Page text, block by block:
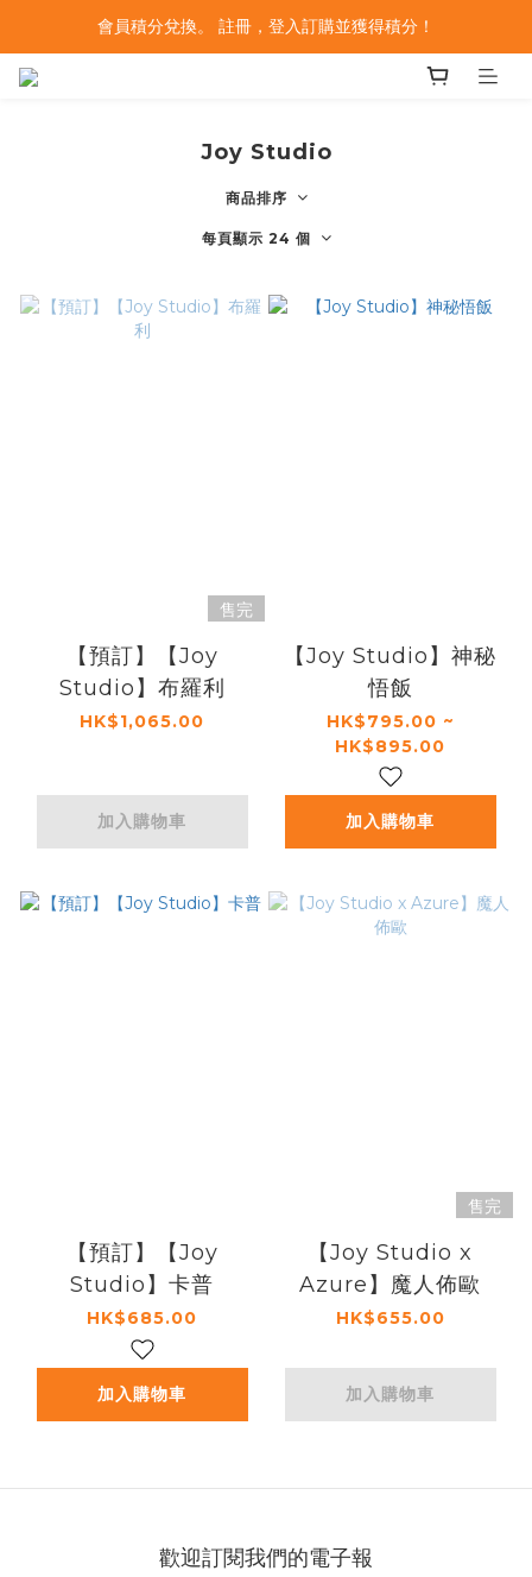
會員積分兌換。 註冊，登入訂購並獲得積分！
Joy Studio
商品排序
每頁顯示 24 個
售完
【預訂】【Joy
Studio】布羅利
HK$1,065.00
加入購物車
【Joy Studio】神秘
悟飯
HK$795.00 ~
HK$895.00
加入購物車
【預訂】【Joy
Studio】卡普
HK$685.00
加入購物車
售完
【Joy Studio x
Azure】魔人佈歐
HK$655.00
加入購物車
歡迎訂閱我們的電子報